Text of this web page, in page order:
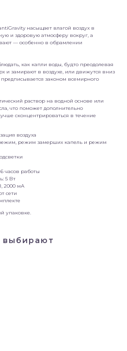
насыщает влагой воздух в
и здоровую атмосферу вокруг, а
— особенно в обрамлении
как капли воды, будто преодолевая
и замирают в воздухе, или движутся вниз
законом всемирного
раствор на водной основе или
что поможет дополнительно
сконцентрироваться в течение
воздуха
режим замерших капель и режим
часов работы
5 Вт
2000 мА
сети
упаковке.
выбирают